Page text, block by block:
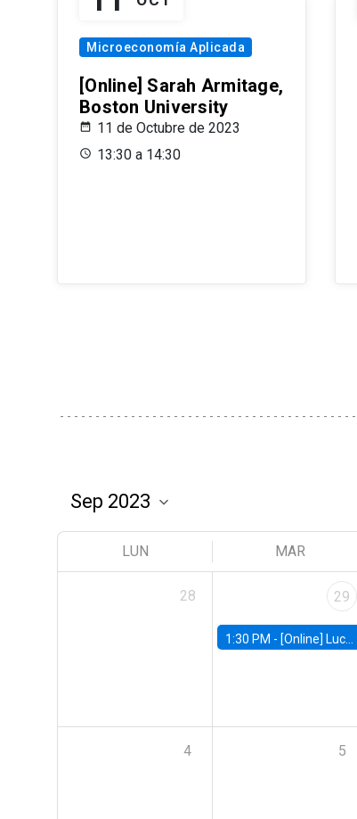
Microeconomía Aplicada
[Online] Sarah Armitage,
Boston University
11 de Octubre de 2023
13:30 a 14:30
LUN MAR
28 29
1:30 PM - [Online] Luciana Juvenal, International Monetary Fund (IMF)
4 5